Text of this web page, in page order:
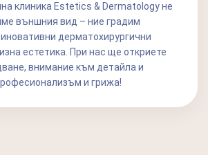
клиника Estetics & Dermatology не
външния вид – ние градим
дерматохирургични
естетика. При нас ще откриете
внимание към детайла и
и грижа!